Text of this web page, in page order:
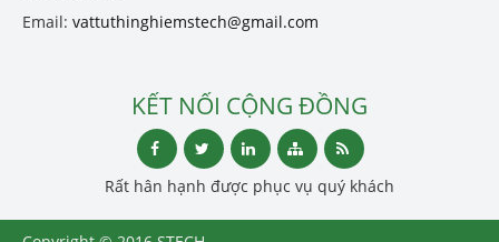
Email: vattuthinghiemstech@gmail.com
KẾT NỐI CỘNG ĐỒNG
Rất hân hạnh được phục vụ quý khách